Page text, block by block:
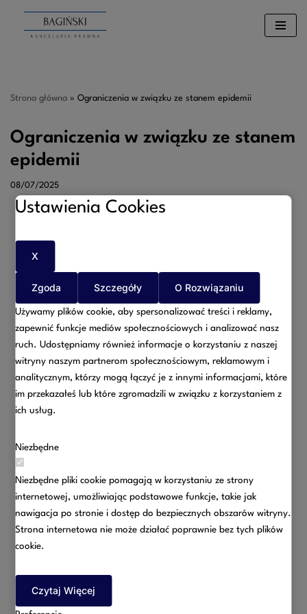
Przejdź
Strona główna » Ograniczenia w związku ze stanem epidemii
Ograniczenia w związku ze stanem
epidemii
08/07/2025
W związku z ogłoszeniem na obszarze Rzeczypospolitej
Polskiej stanu epidemii, w dniu 24 marca 2020 roku Minister
Zdrowia zarządził dalsze ograniczenia w zakresie
przemieszczania się i zgromadzeń. W związku z licznymi
zapytaniami przedstawiamy zasady, do których należy się
dostosować od dnia 25 marca 2020 roku do dnia 11
Zakazuje się przemieszczania się osób, z wyjątkiem:
Ustawienia Cookies
X
Zgoda Szczegóły O Rozwiązaniu
Używamy plików cookie, aby spersonalizować treści i reklamy,
zapewnić funkcje mediów społecznościowych i analizować nasz
ruch. Udostępniamy również informacje o korzystaniu z naszej
witryny naszym partnerom społecznościowym, reklamowym i
analitycznym, którzy mogą łączyć je z innymi informacjami, które
im przekazałeś lub które zgromadzili w związku z korzystaniem z
ich usług.
Niezbędne
Niezbędne pliki cookie pomagają w korzystaniu ze strony
internetowej, umożliwiając podstawowe funkcje, takie jak
nawigacja po stronie i dostęp do bezpiecznych obszarów witryny.
Strona internetowa nie może działać poprawnie bez tych plików
cookie.
Czytaj Więcej